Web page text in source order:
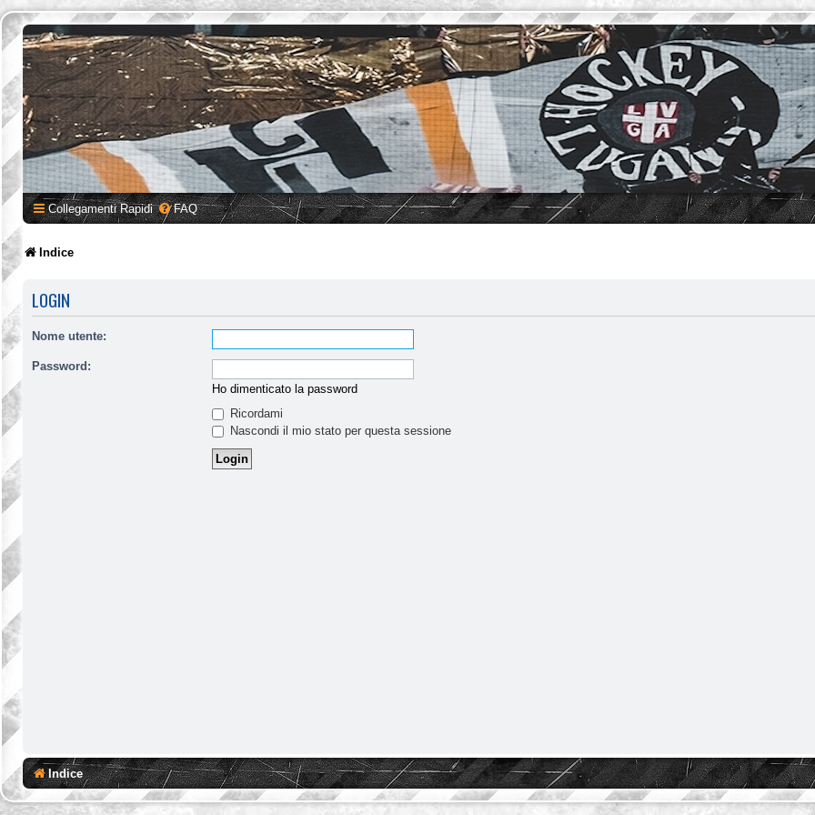
Collegamenti Rapidi FAQ
Indice
LOGIN
Nome utente:
Password:
Ho dimenticato la password
Ricordami
Nascondi il mio stato per questa sessione
Indice